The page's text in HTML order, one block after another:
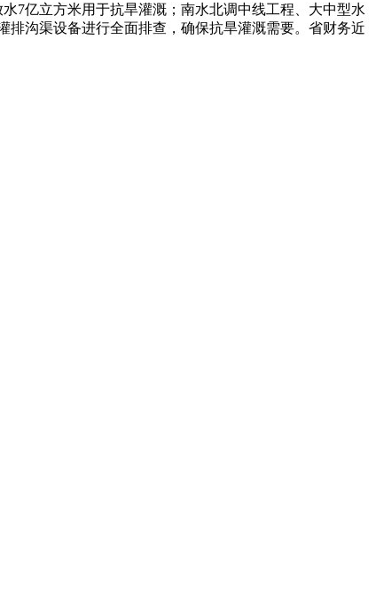
7亿立方米用于抗旱灌溉；南水北调中线工程、大中型水
排沟渠设备进行全面排查，确保抗旱灌溉需要。省财务近